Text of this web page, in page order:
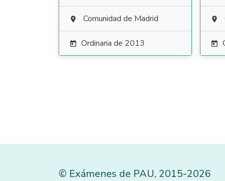
 Comunidad de Madrid
 Ordinaria de 2013


© Exámenes de PAU, 2015-2026